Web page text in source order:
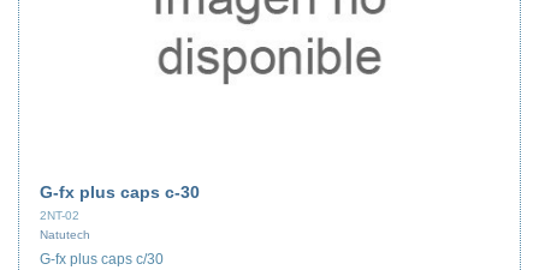
G-fx plus caps c-30
2NT-02
Natutech
G-fx plus caps c/30